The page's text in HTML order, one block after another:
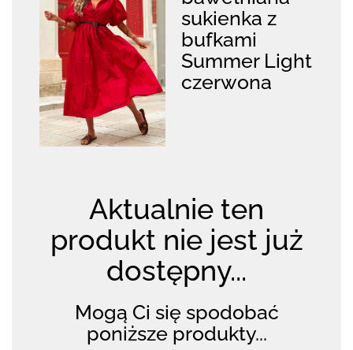
sukienka z
bufkami
Summer Light
czerwona
Aktualnie ten
produkt nie jest już
dostępny...
Mogą Ci się spodobać
poniższe produkty...